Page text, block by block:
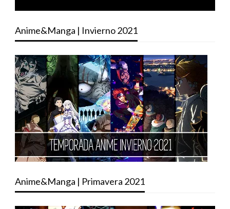
Anime&Manga | Invierno 2021
Anime&Manga | Primavera 2021